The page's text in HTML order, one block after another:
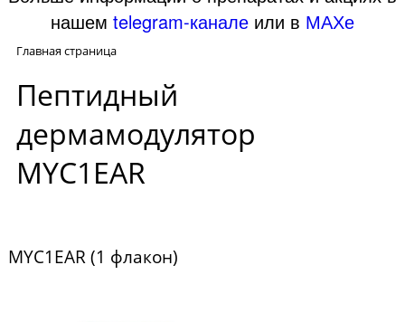
нашем telegram-канале или в МАХе
Главная страница
Пептидный
дермамодулятор
MYC1EAR
MYC1EAR (1 флакон)